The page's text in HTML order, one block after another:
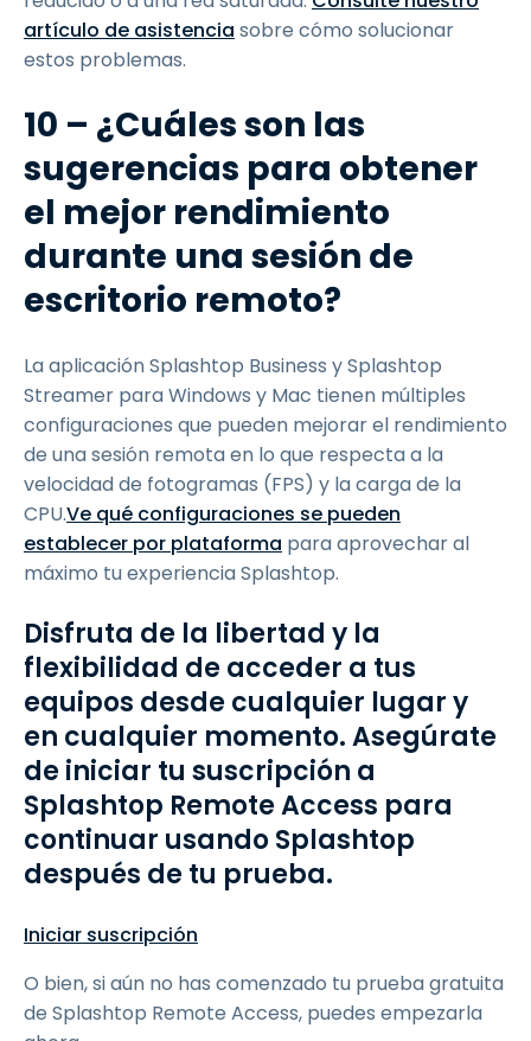
artículo de asistencia sobre cómo solucionar
estos problemas.
10 – ¿Cuáles son las
sugerencias para obtener
el mejor rendimiento
durante una sesión de
escritorio remoto?
La aplicación Splashtop Business y Splashtop
Streamer para Windows y Mac tienen múltiples
configuraciones que pueden mejorar el rendimiento
de una sesión remota en lo que respecta a la
velocidad de fotogramas (FPS) y la carga de la
CPU.Ve qué configuraciones se pueden
establecer por plataforma para aprovechar al
máximo tu experiencia Splashtop.
Disfruta de la libertad y la
flexibilidad de acceder a tus
equipos desde cualquier lugar y
en cualquier momento. Asegúrate
de iniciar tu suscripción a
Splashtop Remote Access para
continuar usando Splashtop
después de tu prueba.
Iniciar suscripción
O bien, si aún no has comenzado tu prueba gratuita
de Splashtop Remote Access, puedes empezarla